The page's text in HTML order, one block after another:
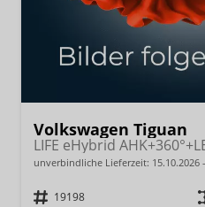
Volkswagen Tiguan
unverbindliche Lieferzeit: 15.10.2026
Fahrzeugnr. 19198